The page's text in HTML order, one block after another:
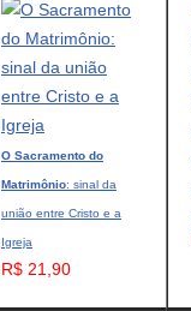
O Sacramento do
Matrimônio: sinal da
união entre Cristo e a
Igreja
R$ 21,90